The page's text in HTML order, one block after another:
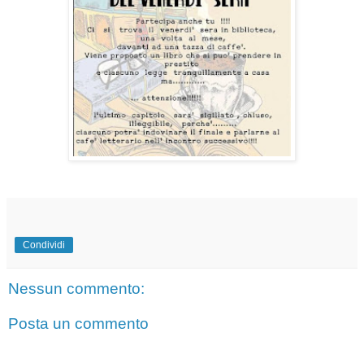
Condividi
Nessun commento:
Posta un commento